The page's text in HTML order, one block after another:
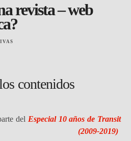
revista – web
contenidos
del Especial 10 años de Transit
(2009-2019)